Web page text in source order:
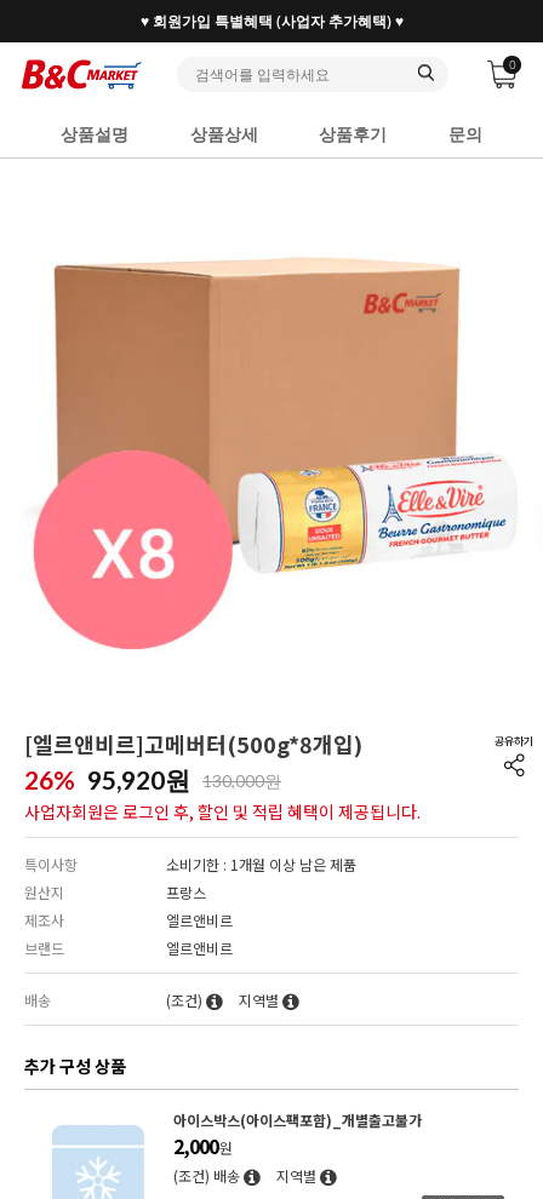
♥ 회원가입 특별혜택 (사업자 추가혜택) ♥
0
상품설명 상품상세 상품후기 문의
[엘르앤비르]고메버터(500g*8개입)
26% 95,920원 130,000원
사업자회원은 로그인 후, 할인 및 적립 혜택이 제공됩니다.
특이사항
소비기한 : 1개월 이상 남은 제품
원산지
프랑스
제조사
엘르앤비르
브랜드
엘르앤비르
배송 (조건) 지역별
추가 구성 상품
아이스박스(아이스팩포함)_개별출고불가
2,000원
(조건) 배송
지역별